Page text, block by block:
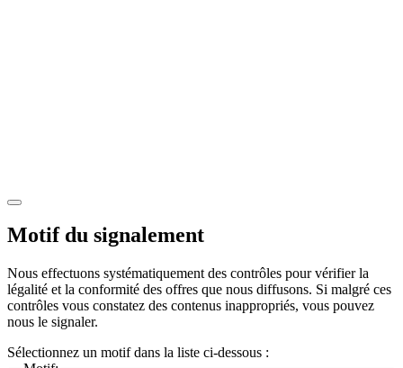
Motif du signalement
Nous effectuons systématiquement des contrôles pour vérifier la
légalité et la conformité des offres que nous diffusons. Si malgré ces
contrôles vous constatez des contenus inappropriés, vous pouvez
nous le signaler.
Sélectionnez un motif dans la liste ci-dessous :